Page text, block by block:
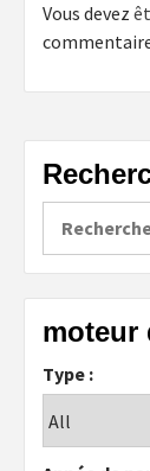
Vous devez
moteur
Type :